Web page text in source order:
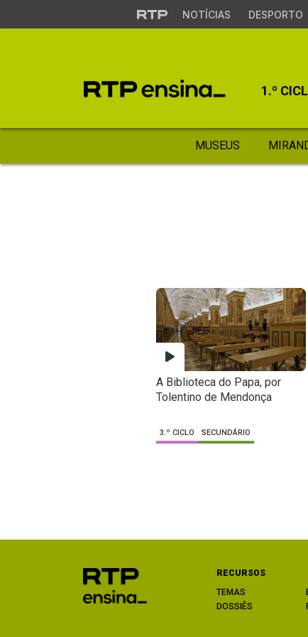
NOTÍCIAS DESPORTO
1.º
MUSEUS
A Biblioteca do Papa, por
Tolentino de Mendonça
3.º CICLO SECUNDÁRIO
RECURSOS
TEMAS
DOSSIÊS